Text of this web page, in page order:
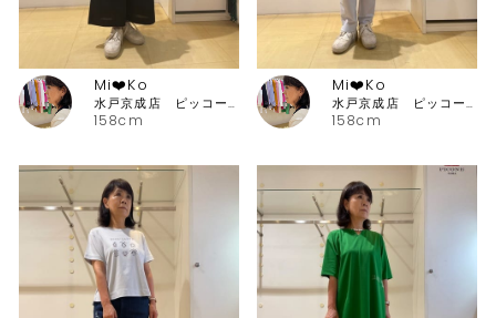
158cm
Mi❤️Ko
水戸京成店 ピッコーネ・ピッコーネクラブ
158cm
Mi❤️Ko
水戸京成店 ピッコーネ・ピッコーネクラブ